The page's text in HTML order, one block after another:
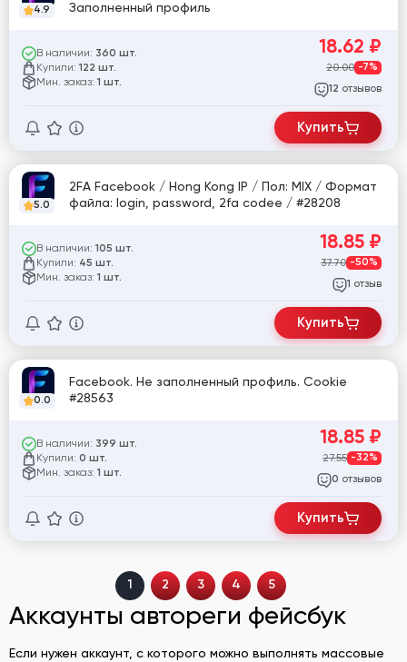
4.9 Заполненный профиль
В наличии: 360 шт.
Купили: 122 шт.
Мин. заказ: 1 шт.
18.62 ₽
20.00 -7%
12 отзывов
Купить
5.0
2FA Facebook / Hong Kong IP / Пол: MIX / Формат
файла: login, password, 2fa codee / #28208
В наличии: 105 шт.
Купили: 45 шт.
Мин. заказ: 1 шт.
18.85 ₽
37.70 -50%
1 отзыв
Купить
0.0
Facebook. Не заполненный профиль. Cookie
#28563
В наличии: 399 шт.
Купили: 0 шт.
Мин. заказ: 1 шт.
18.85 ₽
27.55 -32%
0 отзывов
Купить
1 2 3 4 5
Аккаунты автореги фейсбук
Если нужен аккаунт, с которого можно выполнять массовые